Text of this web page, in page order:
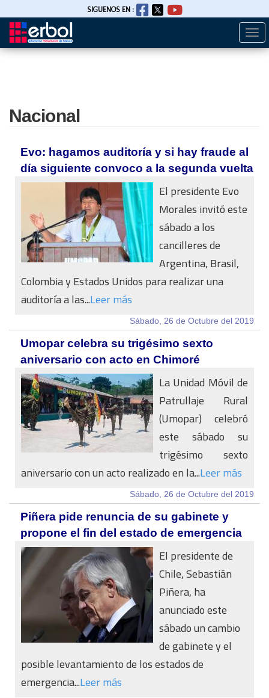
Pasar
SIGUENOS EN :
Nacional
Evo: hagamos auditoría y si hay fraude al
día siguiente convoco a la segunda vuelta
El presidente Evo
Morales invitó este
sábado a los
cancilleres de
Argentina, Brasil,
Colombia y Estados Unidos para realizar una
auditoría a las...Leer más
Sábado, 26 de Octubre del 2019
Umopar celebra su trigésimo sexto
aniversario con acto en Chimoré
La Unidad Móvil de
Patrullaje Rural
(Umopar) celebró
este sábado su
trigésimo sexto
aniversario con un acto realizado en la...Leer más
Sábado, 26 de Octubre del 2019
Piñera pide renuncia de su gabinete y
propone el fin del estado de emergencia
El presidente de
Chile, Sebastián
Piñera, ha
anunciado este
sábado un cambio
de gabinete y el
posible levantamiento de los estados de
emergencia...Leer más